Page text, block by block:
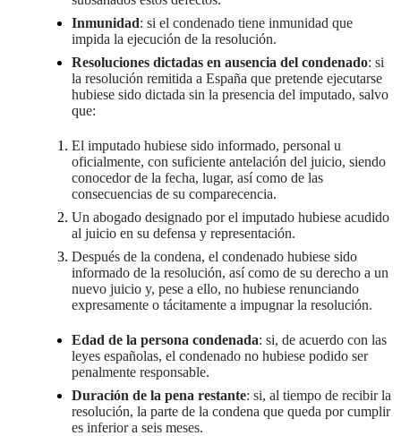
Inmunidad: si el condenado tiene inmunidad que
impida la ejecución de la resolución.
Resoluciones dictadas en ausencia del condenado: si
la resolución remitida a España que pretende ejecutarse
hubiese sido dictada sin la presencia del imputado, salvo
que:
El imputado hubiese sido informado, personal u
oficialmente, con suficiente antelación del juicio, siendo
conocedor de la fecha, lugar, así como de las
consecuencias de su comparecencia.
Un abogado designado por el imputado hubiese acudido
al juicio en su defensa y representación.
Después de la condena, el condenado hubiese sido
informado de la resolución, así como de su derecho a un
nuevo juicio y, pese a ello, no hubiese renunciando
expresamente o tácitamente a impugnar la resolución.
Edad de la persona condenada: si, de acuerdo con las
leyes españolas, el condenado no hubiese podido ser
penalmente responsable.
Duración de la pena restante: si, al tiempo de recibir la
resolución, la parte de la condena que queda por cumplir
es inferior a seis meses.